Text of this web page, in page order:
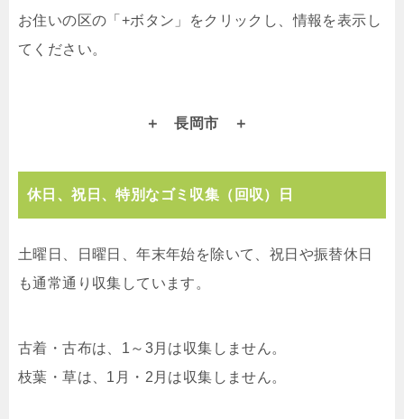
お住いの区の「+ボタン」をクリックし、情報を表示し
てください。
長岡市
休日、祝日、特別なゴミ収集（回収）日
土曜日、日曜日、年末年始を除いて、祝日や振替休日
も通常通り収集しています。
古着・古布は、1～3月は収集しません。
枝葉・草は、1月・2月は収集しません。